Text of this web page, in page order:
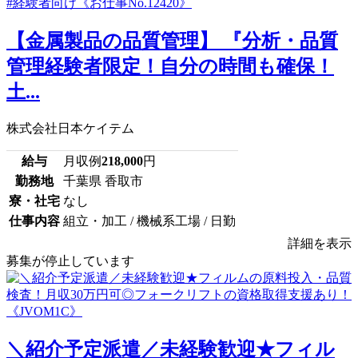
【金属製品の品質管理】 『分析・品質
管理経験者限定！自分の時間も確保！
土...
株式会社日本ケイテム
給与 月収例218,000円
勤務地
千葉県 香取市
寮・社宅 なし
仕事内容 組立・加工 / 機械系工場 / 日勤
詳細を表示
募集が停止しています
＼紹介予定派遣／未経験歓迎★フィル